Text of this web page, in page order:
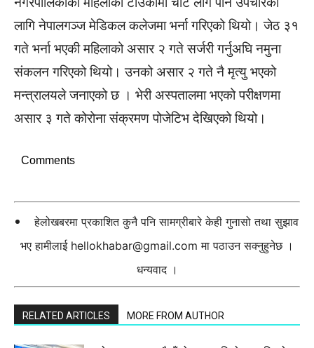
लागि नेपालगञ्ज मेडिकल कलेजमा भर्ना गरिएको थियो। जेठ ३१
गते भर्ना भएकी महिलाको असार २ गते सर्जरी गर्नुअघि नमुना
संकलन गरिएको थियो। उनको असार २ गते नै मृत्यु भएको
मन्त्रालयले जनाएको छ । भेरी अस्पतालमा भएको परीक्षणमा
असार ३ गते कोरोना संक्रमण पोजेटिभ देखिएको थियो।
Comments
हेलोखबरमा प्रकाशित कुनै पनि सामग्रीबारे केही गुनासो तथा सुझाव
भए हामीलाई hellokhabar@gmail.com मा पठाउन सक्नुहुनेछ ।
धन्यवाद ।
RELATED ARTICLES MORE FROM AUTHOR